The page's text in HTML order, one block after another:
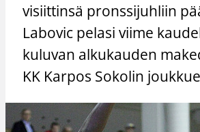
visiittinsä pronssijuhliin
Labovic pelasi viime
kuluvan alkukauden
KK Karpos Sokolin